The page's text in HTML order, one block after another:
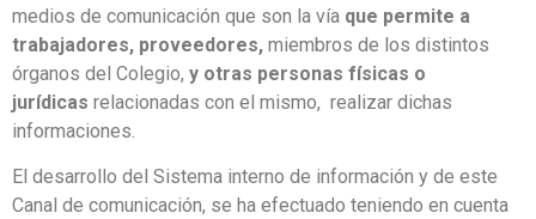
medios de comunicación que son la vía que permite a
trabajadores, proveedores, miembros de los distintos
órganos del Colegio, y otras personas físicas o
jurídicas relacionadas con el mismo, realizar dichas
informaciones.
El desarrollo del Sistema interno de información y de este
Canal de comunicación, se ha efectuado teniendo en cuenta